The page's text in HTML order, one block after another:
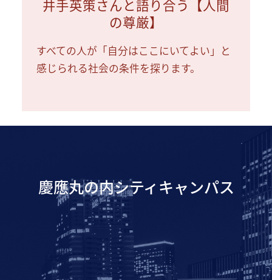
井手英策さんと語り合う【人間
の尊厳】
すべての人が「自分はここにいてよい」と
感じられる社会の条件を探ります。
慶應丸の内シティキャンパス